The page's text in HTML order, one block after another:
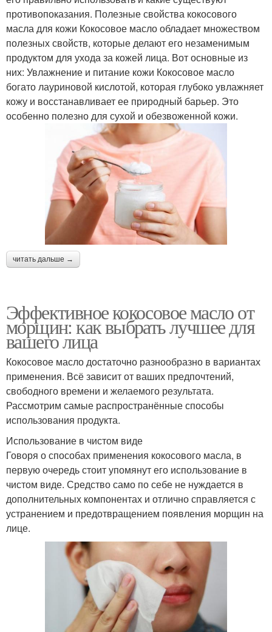
противопоказания. Полезные свойства кокосового
масла для кожи Кокосовое масло обладает множеством
полезных свойств, которые делают его незаменимым
продуктом для ухода за кожей лица. Вот основные из
них: Увлажнение и питание кожи Кокосовое масло
богато лауриновой кислотой, которая глубоко увлажняет
кожу и восстанавливает ее природный барьер. Это
особенно полезно для сухой и обезвоженной кожи.
читать дальше →
Эффективное кокосовое масло от
морщин: как выбрать лучшее для
вашего лица
Кокосовое масло достаточно разнообразно в вариантах
применения. Всё зависит от ваших предпочтений,
свободного времени и желаемого результата.
Рассмотрим самые распространённые способы
использования продукта.
Использование в чистом виде
Говоря о способах применения кокосового масла, в
первую очередь стоит упомянут его использование в
чистом виде. Средство само по себе не нуждается в
дополнительных компонентах и отлично справляется с
устранением и предотвращением появления морщин на
лице.